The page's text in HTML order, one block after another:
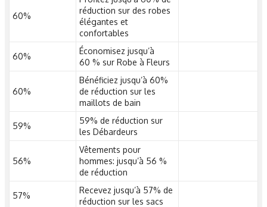
60%
réduction sur des robes
élégantes et
confortables
60%
Économisez jusqu’à
60 % sur Robe à Fleurs
60%
Bénéficiez jusqu’à 60%
de réduction sur les
maillots de bain
59%
59% de réduction sur
les Débardeurs
56%
Vêtements pour
hommes: jusqu’à 56 %
de réduction
57%
Recevez jusqu’à 57% de
réduction sur les sacs